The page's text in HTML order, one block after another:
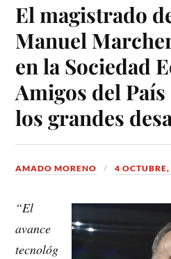
El magistrado
Manuel
en la Sociedad
Amigos del
los grandes
AMADO MORENO 4
“El
avance
tecnológ